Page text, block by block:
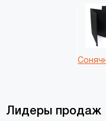
Лидеры продаж